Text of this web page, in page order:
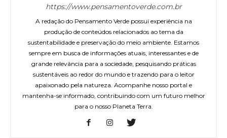
https://www.pensamentoverde.com.br
A redação do Pensamento Verde possui experiência na
produção de conteúdos relacionados ao tema da
sustentabilidade e preservação do meio ambiente. Estamos
sempre em busca de informações atuais, interessantes e de
grande relevância para a sociedade, pesquisando práticas
sustentáveis ao redor do mundo e trazendo para o leitor
apaixonado pela natureza. Acompanhe nosso portal e
mantenha-se informado, contribuindo com um futuro melhor
para o nosso Planeta Terra.